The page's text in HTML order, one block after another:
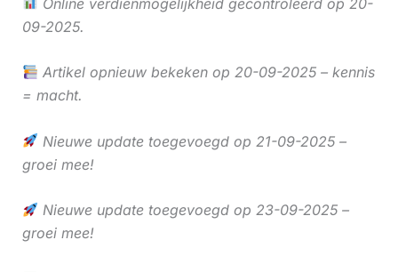
09-2025.
Artikel opnieuw bekeken op 20-09-2025 – kennis
= macht.
Nieuwe update toegevoegd op 21-09-2025 –
groei mee!
Nieuwe update toegevoegd op 23-09-2025 –
groei mee!